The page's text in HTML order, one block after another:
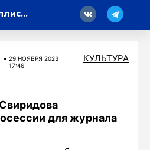
Дочь Брюса Уиллиса опубликовала совместный снимок с отцом
29 НОЯБРЯ 2023
17:46
КУЛЬТУРА
для журнала